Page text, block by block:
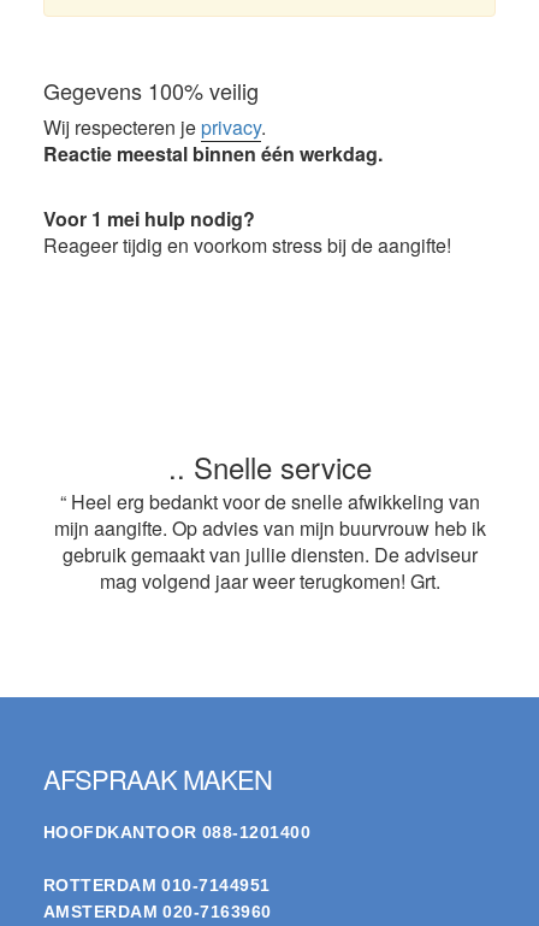
Gegevens 100% veilig
Wij respecteren jeprivacy.
Reactie meestal binnen één werkdag.
Voor 1 mei hulp nodig?
Reageer tijdig en voorkom stress bij de aangifte!
.. Snelle service
“ Heel erg bedankt voor de snelle afwikkeling van
mijn aangifte. Op advies van mijn buurvrouw heb ik
gebruik gemaakt van jullie diensten. De adviseur
mag volgend jaar weer terugkomen! Grt.
AFSPRAAK MAKEN
HOOFDKANTOOR 088-1201400
ROTTERDAM 010-7144951
AMSTERDAM 020-7163960